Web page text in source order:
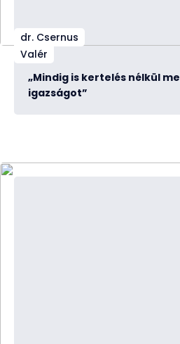
dr. Csernus
Valér
„Mindig is kertelés nélkül
igazságot”